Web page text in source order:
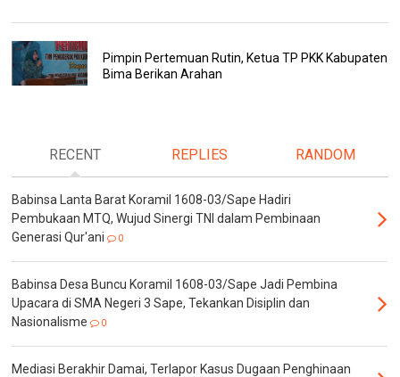
Pimpin Pertemuan Rutin, Ketua TP PKK Kabupaten
Bima Berikan Arahan
RECENT REPLIES RANDOM
Babinsa Lanta Barat Koramil 1608-03/Sape Hadiri
Pembukaan MTQ, Wujud Sinergi TNI dalam Pembinaan
Generasi Qur'ani
0
Babinsa Desa Buncu Koramil 1608-03/Sape Jadi Pembina
Upacara di SMA Negeri 3 Sape, Tekankan Disiplin dan
Nasionalisme
0
Mediasi Berakhir Damai, Terlapor Kasus Dugaan Penghinaan